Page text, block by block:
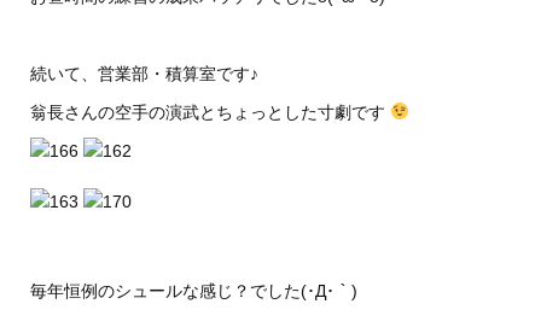
続いて、営業部・積算室です♪
翁長さんの空手の演武とちょっとした寸劇です
毎年恒例のシュールな感じ？でした(･Д･｀)